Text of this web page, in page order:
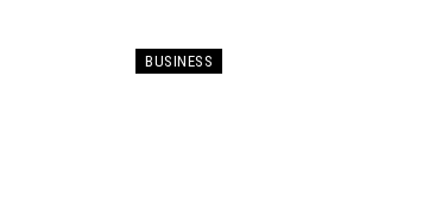
BUSINESS